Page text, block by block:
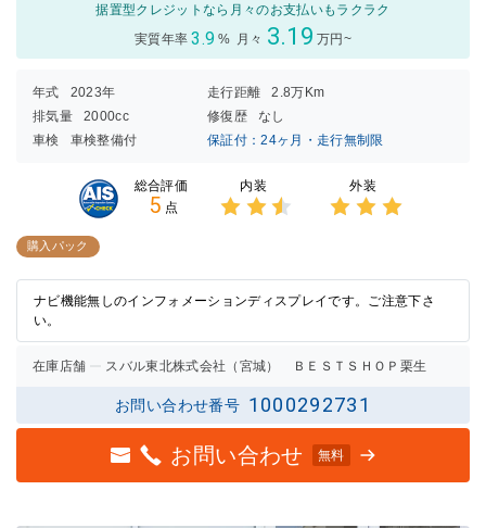
据置型クレジットなら月々のお支払いもラクラク
実質年率 3.9 % 月々 3.19 万円~
年式 2023年 走行距離
2.8万Km
排気量
2000cc 修復歴
なし
車検
車検整備付 保証付：24ヶ月・走行無制限
総合評価
5 点
内装 外装
購入パック
ナビ機能無しのインフォメーションディスプレイです。ご注意下さ
い。
在庫店舗 スバル東北株式会社（宮城） ＢＥＳＴＳＨＯＰ栗生
お問い合わせ番号 1000292731
お問い合わせ 無料